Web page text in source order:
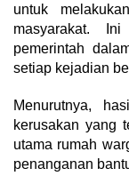
untuk
masyarakat.
pemerintah
setiap kejadian
Menurutnya,
kerusakan yang
utama rumah
penanganan